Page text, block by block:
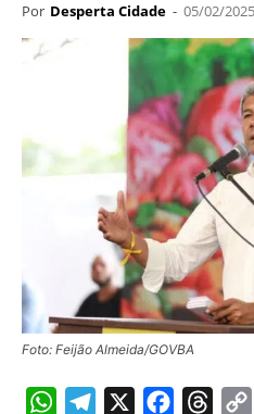
Por Desperta Cidade - 05/02/2025
Foto: Feijão Almeida/GOVBA
WhatsAppTelegram Facebook